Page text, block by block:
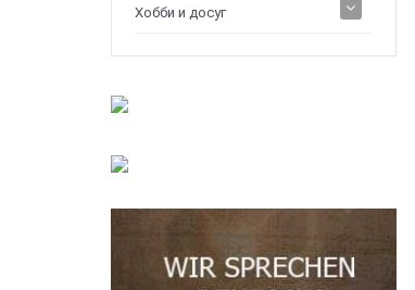
Хобби и досуг